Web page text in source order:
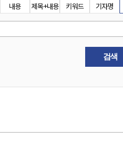
내용 제목+내용 키워드 기자명
검색